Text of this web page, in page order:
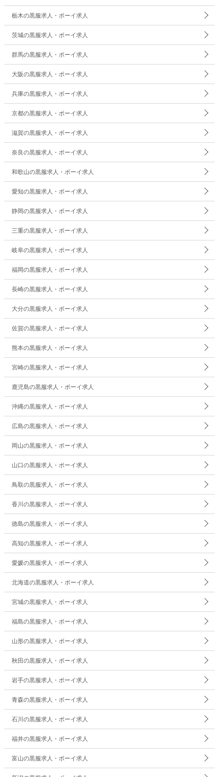
栃木の黒服求人・ボーイ求人
茨城の黒服求人・ボーイ求人
群馬の黒服求人・ボーイ求人
大阪の黒服求人・ボーイ求人
兵庫の黒服求人・ボーイ求人
京都の黒服求人・ボーイ求人
滋賀の黒服求人・ボーイ求人
奈良の黒服求人・ボーイ求人
和歌山の黒服求人・ボーイ求人
愛知の黒服求人・ボーイ求人
静岡の黒服求人・ボーイ求人
三重の黒服求人・ボーイ求人
岐阜の黒服求人・ボーイ求人
福岡の黒服求人・ボーイ求人
長崎の黒服求人・ボーイ求人
大分の黒服求人・ボーイ求人
佐賀の黒服求人・ボーイ求人
熊本の黒服求人・ボーイ求人
宮崎の黒服求人・ボーイ求人
鹿児島の黒服求人・ボーイ求人
沖縄の黒服求人・ボーイ求人
広島の黒服求人・ボーイ求人
岡山の黒服求人・ボーイ求人
山口の黒服求人・ボーイ求人
鳥取の黒服求人・ボーイ求人
香川の黒服求人・ボーイ求人
徳島の黒服求人・ボーイ求人
高知の黒服求人・ボーイ求人
愛媛の黒服求人・ボーイ求人
北海道の黒服求人・ボーイ求人
宮城の黒服求人・ボーイ求人
福島の黒服求人・ボーイ求人
山形の黒服求人・ボーイ求人
秋田の黒服求人・ボーイ求人
岩手の黒服求人・ボーイ求人
青森の黒服求人・ボーイ求人
石川の黒服求人・ボーイ求人
福井の黒服求人・ボーイ求人
富山の黒服求人・ボーイ求人